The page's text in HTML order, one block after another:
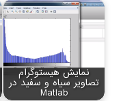
نمایش هیستوگرام
تصاویر سیاه و سفید در
Matlab